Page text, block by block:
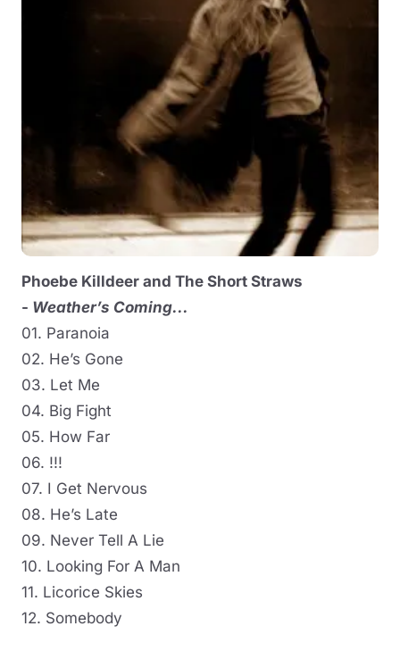
Phoebe Killdeer and The Short Straws
- Weather’s Coming...
01. Paranoia
02. He’s Gone
03. Let Me
04. Big Fight
05. How Far
06. !!!
07. I Get Nervous
08. He’s Late
09. Never Tell A Lie
10. Looking For A Man
11. Licorice Skies
12. Somebody